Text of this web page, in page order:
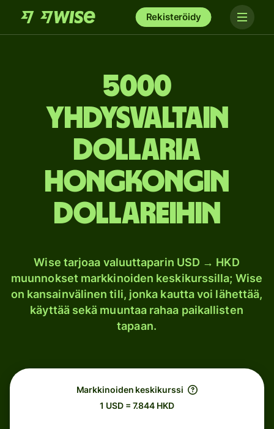
Rekisteröidy
5000
Yhdysvaltain
dollaria
Hongkongin
dollareihin
Wise tarjoaa valuuttaparin USD → HKD
muunnokset markkinoiden keskikurssilla; Wise
on kansainvälinen tili, jonka kautta voi lähettää,
käyttää sekä muuntaa rahaa paikallisten
tapaan.
Markkinoiden keskikurssi
1 USD = 7.844 HKD